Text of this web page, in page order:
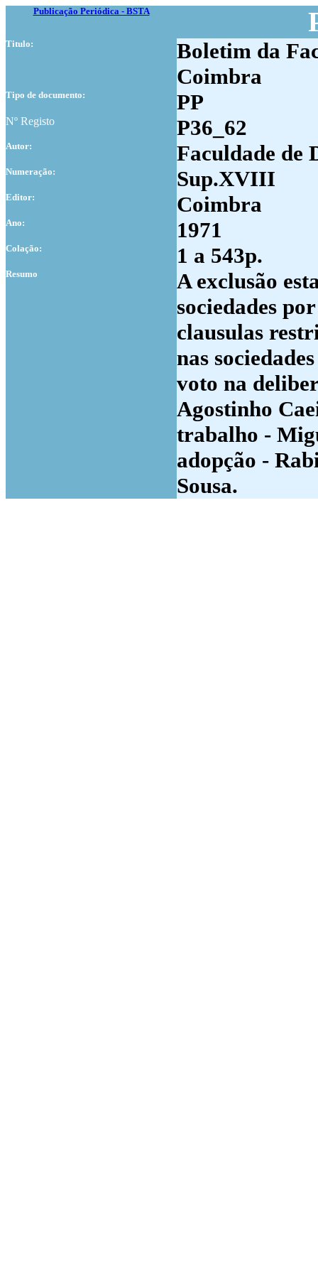
Publicação Periódica - BSTA
Titulo:
Boletim da
Coimbra
Tipo de documento: PP
Nº Registo P36_62
Autor: Faculdade de
Numeração: Sup.XVIII
Editor: Coimbra
Ano: 1971
Colação: 1 a 543p.
Resumo
A exclusão
sociedades
clausulas
nas
voto na
Agostinho
trabalho -
adopção -
Sousa.